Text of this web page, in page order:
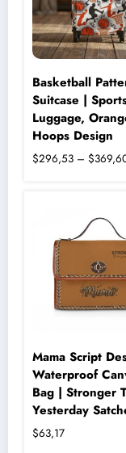
Basketball
Suitcase |
Luggage,
Hoops Design
$296,53 – $
varyasyonu
Seçenekler
sayfasından
seçilebilir
Mama Script
Waterproof
Bag | Stronger
Yesterday
$63,17